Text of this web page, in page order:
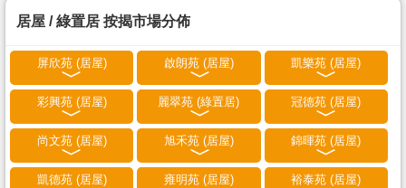
居屋 / 綠置居 按揭市場分佈
屏欣苑 (居屋) 啟朗苑 (居屋) 凱樂苑 (居屋)
彩興苑 (居屋) 麗翠苑 (綠置居) 冠德苑 (居屋)
尚文苑 (居屋) 旭禾苑 (居屋) 錦暉苑 (居屋)
凱德苑 (居屋) 雍明苑 (居屋) 裕泰苑 (居屋)